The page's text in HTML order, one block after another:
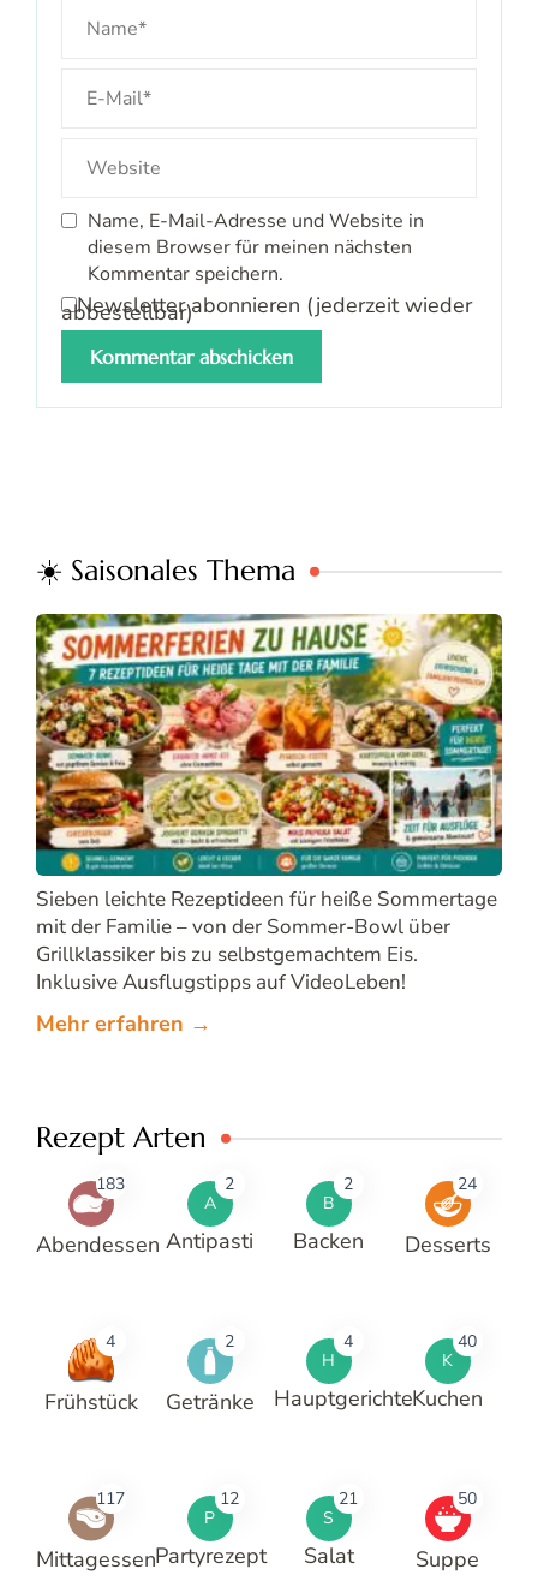
Name, E-Mail-Adresse und Website in
diesem Browser für meinen nächsten
Kommentar speichern.
Newsletter abonnieren (jederzeit wieder
abbestellbar)
☀️ Saisonales Thema
Sieben leichte Rezeptideen für heiße Sommertage
mit der Familie – von der Sommer-Bowl über
Grillklassiker bis zu selbstgemachtem Eis.
Inklusive Ausflugstipps auf VideoLeben!
Mehr erfahren →
Rezept Arten
183
Abendessen
A
2
Antipasti
B
2
Backen
24
Desserts
4
Frühstück
2
Getränke
H
4
Hauptgerichte
K
40
Kuchen
117
Mittagessen
P
12
Partyrezept
S
21
Salat
50
Suppe